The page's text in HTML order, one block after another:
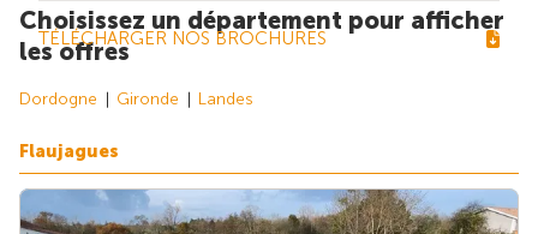
TÉLÉCHARGER NOS BROCHURES
Choisissez un département pour afficher
les offres
Dordogne Gironde Landes
Flaujagues